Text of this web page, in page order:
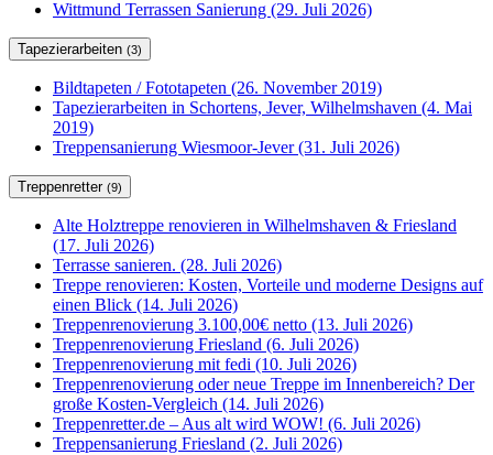
Wittmund Terrassen Sanierung (29. Juli 2026)
Tapezierarbeiten (3)
Bildtapeten / Fototapeten (26. November 2019)
Tapezierarbeiten in Schortens, Jever, Wilhelmshaven (4. Mai
2019)
Treppensanierung Wiesmoor-Jever (31. Juli 2026)
Treppenretter (9)
Alte Holztreppe renovieren in Wilhelmshaven & Friesland
(17. Juli 2026)
Terrasse sanieren. (28. Juli 2026)
Treppe renovieren: Kosten, Vorteile und moderne Designs auf
einen Blick (14. Juli 2026)
Treppenrenovierung 3.100,00€ netto (13. Juli 2026)
Treppenrenovierung Friesland (6. Juli 2026)
Treppenrenovierung mit fedi (10. Juli 2026)
Treppenrenovierung oder neue Treppe im Innenbereich? Der
große Kosten-Vergleich (14. Juli 2026)
Treppenretter.de – Aus alt wird WOW! (6. Juli 2026)
Treppensanierung Friesland (2. Juli 2026)